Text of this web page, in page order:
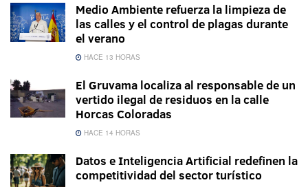
Medio Ambiente refuerza la limpieza de
las calles y el control de plagas durante
el verano
HACE 13 HORAS
El Gruvama localiza al responsable de un
vertido ilegal de residuos en la calle
Horcas Coloradas
HACE 14 HORAS
Datos e Inteligencia Artificial redefinen la
competitividad del sector turístico